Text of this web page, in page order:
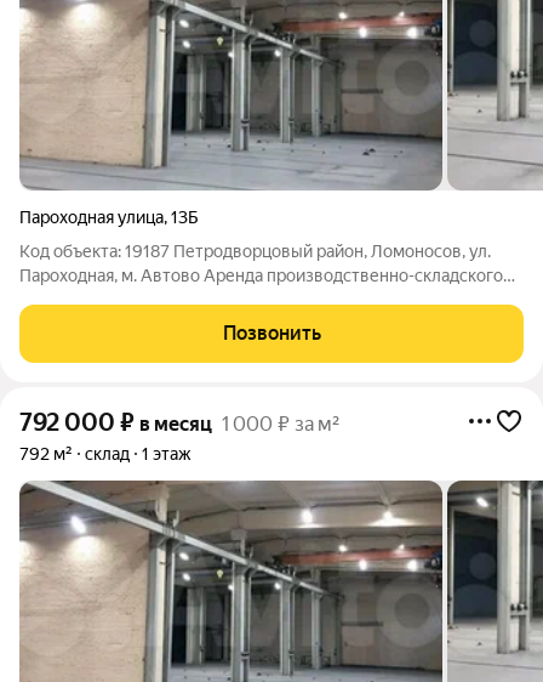
Пароходная улица,13Б
Код объекта: 19187 Петродворцовый район, Ломоносов, ул.
Пароходная, м. Автово Аренда производственно-складского
производсвтенно-складское помещение, общая площадь - 792
м, находится нa теpритopии
Позвонить
792 000 ₽ в месяц 1 000 ₽ за м²
792 м² склад 1 этаж